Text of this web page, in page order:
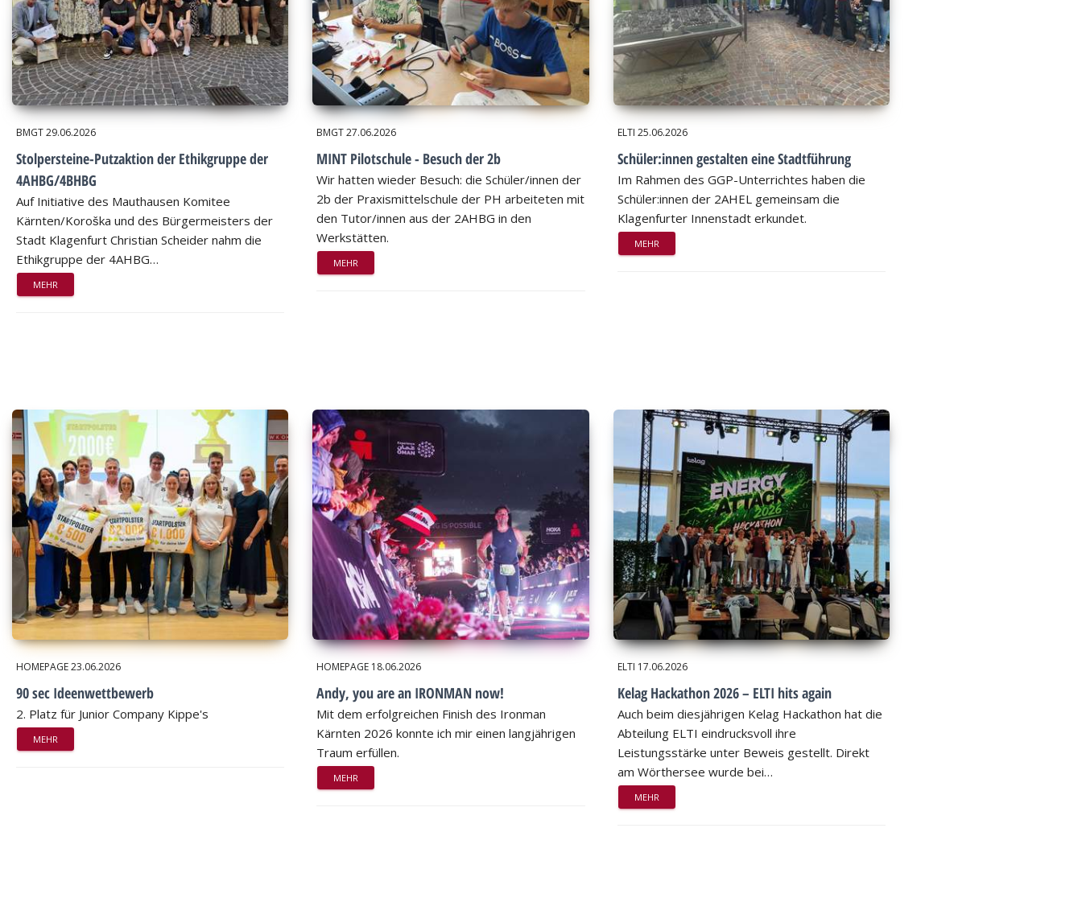
BMGT29.06.2026
Stolpersteine-Putzaktion der Ethikgruppe der
4AHBG/4BHBG
Auf Initiative des Mauthausen Komitee
Kärnten/Koroška und des Bürgermeisters der
Stadt Klagenfurt Christian Scheider nahm die
Ethikgruppe der 4AHBG…
MEHR
BMGT27.06.2026
MINT Pilotschule - Besuch der 2b
Wir hatten wieder Besuch: die Schüler/innen der
2b der Praxismittelschule der PH arbeiteten mit
den Tutor/innen aus der 2AHBG in den
Werkstätten.
MEHR
ELTI 25.06.2026
Schüler:innen gestalten eine Stadtführung
Im Rahmen des GGP-Unterrichtes haben die
Schüler:innen der 2AHEL gemeinsam die
Klagenfurter Innenstadt erkundet.
MEHR
HOMEPAGE23.06.2026
90 sec Ideenwettbewerb
2. Platz für Junior Company Kippe's
MEHR
HOMEPAGE 18.06.2026
Andy, you are an IRONMAN now!
Mit dem erfolgreichen Finish des Ironman
Kärnten 2026 konnte ich mir einen langjährigen
Traum erfüllen.
MEHR
ELTI 17.06.2026
Kelag Hackathon 2026 – ELTI hits again
Auch beim diesjährigen Kelag Hackathon hat die
Abteilung ELTI eindrucksvoll ihre
Leistungsstärke unter Beweis gestellt. Direkt
am Wörthersee wurde bei…
MEHR